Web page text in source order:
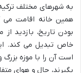
به شهرهای مختلف
همین خانه اقامت
بودن تاریخ، بازدید از
خاص تبدیل می کند.
است آن را با موزه بزرگ
بگیرند، حال و هوای